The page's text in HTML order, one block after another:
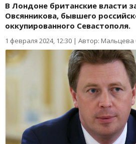
В Лондоне британские власти
Овсянникова, бывшего
оккупированного Севастополя.
1 февраля 2024, 12:30 | Автор: Мальцева